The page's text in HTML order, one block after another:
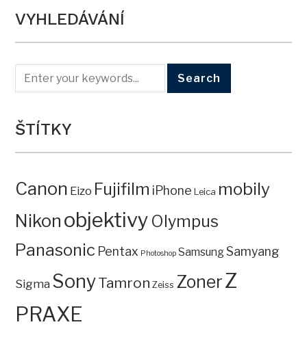
VYHLEDÁVÁNÍ
ŠTÍTKY
Canon Eizo Fujifilm iPhone Leica mobily
Nikon objektivy Olympus
Panasonic Pentax Photoshop SamsungSamyang
Sigma SonyTamron Zeiss ZonerZ
PRAXE